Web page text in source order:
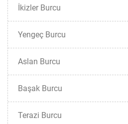
İkizler Burcu
Yengeç Burcu
Aslan Burcu
Başak Burcu
Terazi Burcu